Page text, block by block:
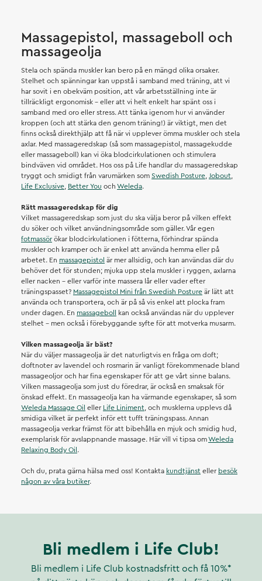
Massagepistol, massageboll och
massageolja
Stela och spända muskler kan bero på en mängd olika orsaker.
Stelhet och spänningar kan uppstå i samband med träning, att vi
har sovit i en obekväm position, att vår arbetsställning inte är
tillräckligt ergonomisk – eller att vi helt enkelt har spänt oss i
samband med oro eller stress. Att tänka igenom hur vi använder
kroppen (och att stärka den genom träning!) är viktigt, men det
finns också direkthjälp att få när vi upplever ömma muskler och stela
axlar. Med massageredskap (så som massagepistol, massagekudde
eller massageboll) kan vi öka blodcirkulationen och stimulera
bindväven vid området. Hos oss på Life handlar du massageredskap
tryggt och smidigt från varumärken som Swedish Posture Jobout
Life Exclusive Better You och Weleda.
Rätt massageredskap för dig
Vilket massageredskap som just du ska välja beror på vilken effekt
du söker och vilket användningsområde som gäller. Vår egen
fotmassör ökar blodcirkulationen i fötterna, förhindrar spända
muskler och kramper och är enkel att använda hemma eller på
arbetet. En massagepistol är mer allsidig, och kan användas där du
behöver det för stunden; mjuka upp stela muskler i ryggen, axlarna
eller nacken – eller varför inte massera lår eller vader efter
träningspasset? Massagepistol Mini från Swedish Posture är lätt att
använda och transportera, och är på så vis enkel att plocka fram
under dagen. En massageboll
kan också användas när du upplever
stelhet – men också i förebyggande syfte för att motverka musarm.
Vilken massageolja är bäst?
När du väljer massageolja är det naturligtvis en fråga om doft;
doftnoter av lavendel och rosmarin är vanligt förekommenade bland
massageoljor och har fina egenskaper för att ge vårt sinne balans.
Vilken massageolja som just du föredrar, är också en smaksak för
önskad effekt. En massageolja kan ha värmande egenskaper, så som
Weleda Massage Oil eller Life Liniment , och musklerna upplevs då
smidiga vilket är perfekt inför ett tufft träningspass. Annan
massageolja verkar främst för att bibehålla en mjuk och smidig hud,
exemplarisk för avslappnande massage. Här vill vi tipsa omWeleda
Relaxing Body Oil .
Och du, prata gärna hälsa med oss! Kontakta kundtjänst eller besök
någon av våra butiker.
Bli medlem i Life Club!
Bli medlem i Life Club kostnadsfritt och få 10%*